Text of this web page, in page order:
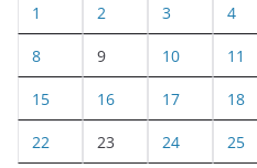
1 2 3 4
8 9 10 11
15 16 17 18
22 23 24 25